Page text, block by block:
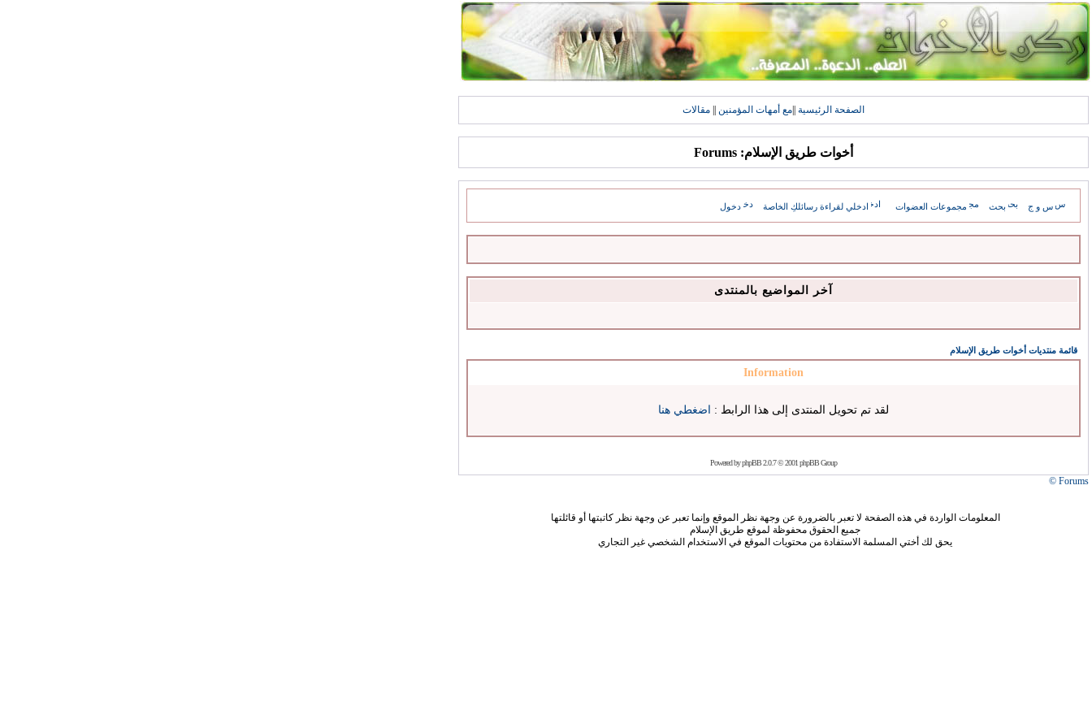
الصفحة الرئيسية مع أمهات المؤمنين مقالات
أخوات طريق الإسلام: Forums
س و ج بحث مجموعات العضوات ادخلي لقراءة رسائلكِ الخاصة دخول
آخر المواضيع بالمنتدى
قائمة منتديات أخوات طريق الإسلام
Information
لقد تم تحويل المنتدى إلى هذا الرابط : اضغطي هنا
Powered byphpBB2.0.7 © 2001 phpBB Group
Forums ©
المعلومات الواردة في هذه الصفحة لا تعبر بالضرورة عن وجهة نظر الموقع وإنما تعبر عن وجهة نظر كاتبتها أو قائلتها
جميع الحقوق محفوظة لموقع طريق الإسلام
يحق لك أختي المسلمة الاستفادة من محتويات الموقع في الاستخدام الشخصي غير التجاري